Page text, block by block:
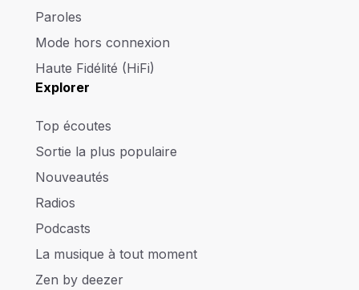
Paroles
Mode hors connexion
Haute Fidélité (HiFi)
Explorer
Top écoutes
Sortie la plus populaire
Nouveautés
Radios
Podcasts
La musique à tout moment
Zen by deezer